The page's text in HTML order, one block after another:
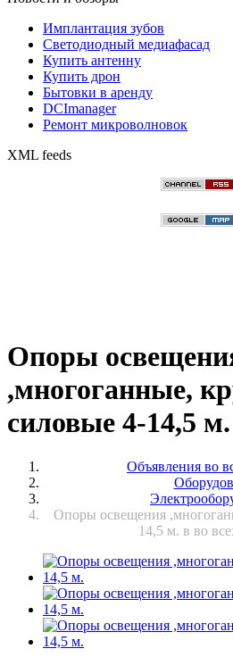
Имплантация зубов
Светодиодный медиафасад
Купить антенну
Купить дрон
Бытовки в аренду
DCImanager
Ремонт микроволновок
XML feeds
Опоры
,многоганные,
силовые 4-14,5 м.
Объявления во
Опоры освещения
14,5 м. в во